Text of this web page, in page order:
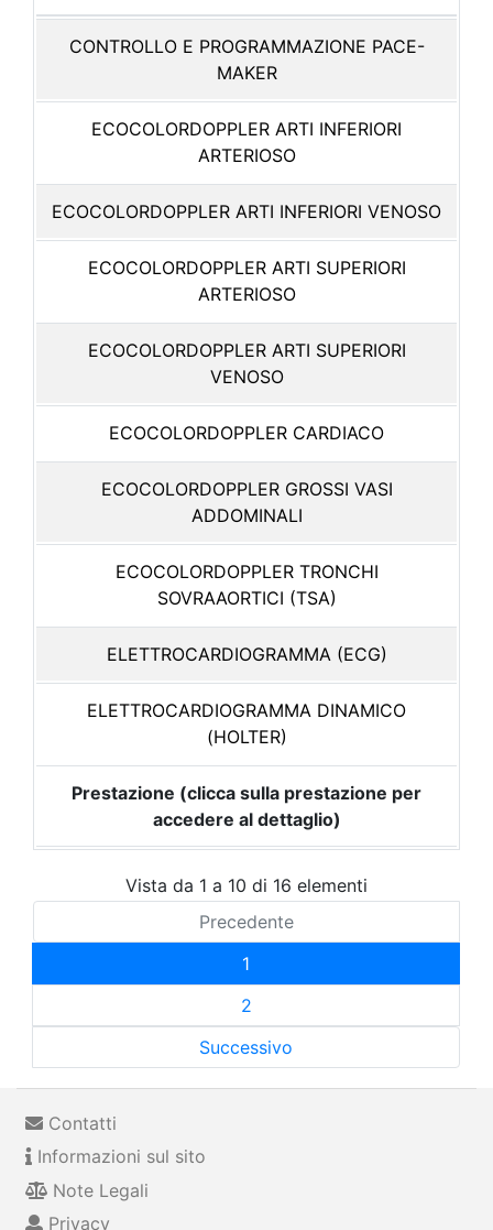
CONTROLLO E PROGRAMMAZIONE PACE-
MAKER
ECOCOLORDOPPLER ARTI INFERIORI
ARTERIOSO
ECOCOLORDOPPLER ARTI INFERIORI VENOSO
ECOCOLORDOPPLER ARTI SUPERIORI
ARTERIOSO
ECOCOLORDOPPLER ARTI SUPERIORI
VENOSO
ECOCOLORDOPPLER CARDIACO
ECOCOLORDOPPLER GROSSI VASI
ADDOMINALI
ECOCOLORDOPPLER TRONCHI
SOVRAAORTICI (TSA)
ELETTROCARDIOGRAMMA (ECG)
ELETTROCARDIOGRAMMA DINAMICO
(HOLTER)
Prestazione (clicca sulla prestazione per
accedere al dettaglio)
Vista da 1 a 10 di 16 elementi
Precedente
1
2
Successivo
Contatti
Informazioni sul sito
Note Legali
Privacy